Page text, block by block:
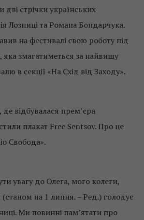
дві стрічки українських
Лозниці та Романа Бондарчука.
на фестивалі свою роботу під
яка змагатиметься за найвищу
в секції «На Схід від Заходу».
де відбувалася прем’єра
плакат Free Sentsov. Про це
Свобода».
увагу до Олега, мого колеги,
на 1 липня. – Ред.) голодує
Ми повинні пам’ятати про